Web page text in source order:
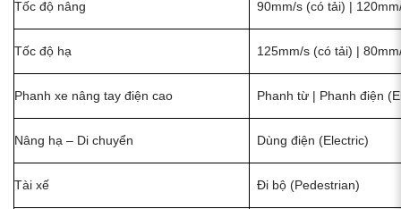
Tốc độ nâng 90mm/s (có tải) |
Tốc độ hạ 125mm/s (có tải) |
Phanh xe nâng tay điện cao Phanh từ | Phanh điện
Nâng hạ – Di chuyển Dùng điện (Electric)
Tài xế Đi bộ (Pedestrian)